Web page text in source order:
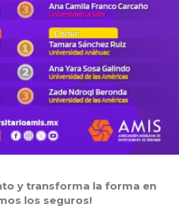
y transforma la forma en
los seguros!